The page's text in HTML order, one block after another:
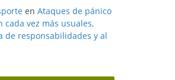
en Ataques de pánico
cada vez más usuales,
de responsabilidades y al